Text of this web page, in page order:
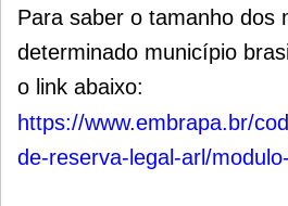
Para saber o tamanho dos
determinado município
o link abaixo:
https://www.embrapa.br/
de-reserva-legal-arl/